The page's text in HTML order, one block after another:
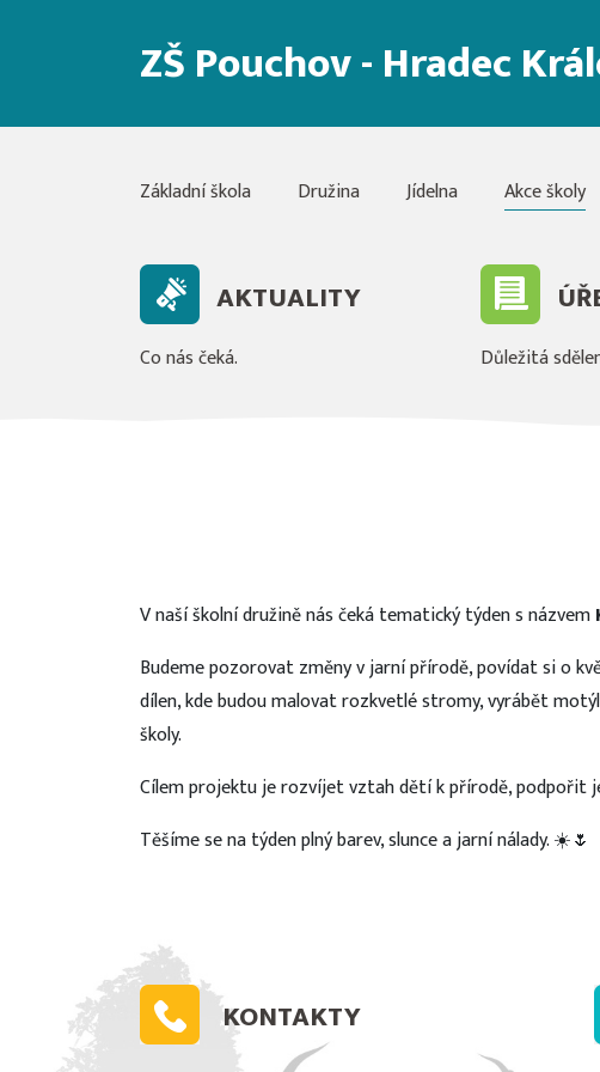
ZŠ Pouchov - Hradec
Základní škola Družina Jídelna Akce školy
AKTUALITY
Co nás čeká. Důležitá
V naší školní družině nás čeká tematický týden s názvem
Budeme pozorovat změny v jarní přírodě, povídat si o
dílen, kde budou malovat rozkvetlé stromy, vyrábět
školy.
Cílem projektu je rozvíjet vztah dětí k přírodě, podpořit
Těšíme se na týden plný barev, slunce a jarní nálady. ☀️🌷
KONTAKTY